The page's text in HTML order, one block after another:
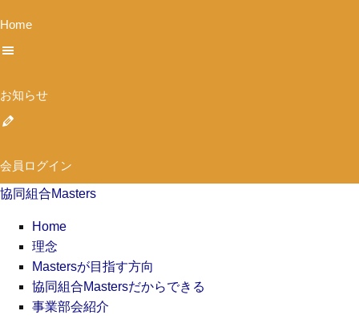
Home
お知らせ
会員ログイン
協同組合Masters
Home
理念
Mastersが目指す方向
協同組合Mastersだからできる
事業部会紹介